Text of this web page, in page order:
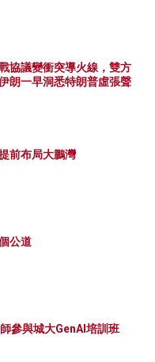
協議變衝突導火線，雙方
朗一早洞悉特朗普虛張聲
前布局大鵬灣
公道
參與城大GenAI培訓班